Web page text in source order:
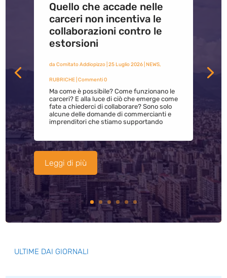
Quello che accade nelle
carceri non incentiva le
collaborazioni contro le
estorsioni
da Comitato Addiopizzo| 25 Luglio 2026| NEWS,
RUBRICHE| Commenti 0
Ma come è possibile? Come funzionano le
carceri? E alla luce di ciò che emerge come
fate a chiederci di collaborare? Sono solo
alcune delle domande di commercianti e
imprenditori che stiamo supportando
Leggi di più
ULTIME DAI GIORNALI